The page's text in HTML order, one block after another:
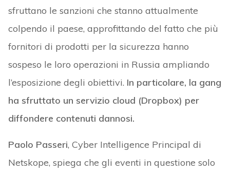
sfruttano le sanzioni che stanno attualmente
colpendo il paese, approfittando del fatto che più
fornitori di prodotti per la sicurezza hanno
sospeso le loro operazioni in Russia ampliando
l’esposizione degli obiettivi. In particolare, la gang
ha sfruttato un servizio cloud (Dropbox) per
diffondere contenuti dannosi.
Paolo Passeri, Cyber Intelligence Principal di
Netskope, spiega che gli eventi in questione solo